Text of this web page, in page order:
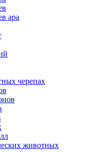
ара
черепах
животных